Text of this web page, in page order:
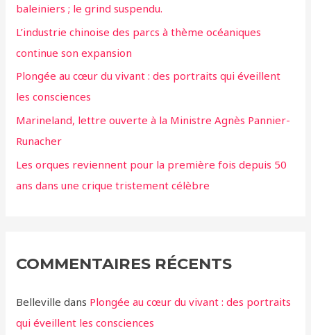
baleiniers ; le grind suspendu.
L’industrie chinoise des parcs à thème océaniques
continue son expansion
Plongée au cœur du vivant : des portraits qui éveillent
les consciences
Marineland, lettre ouverte à la Ministre Agnès Pannier-
Runacher
Les orques reviennent pour la première fois depuis 50
ans dans une crique tristement célèbre
COMMENTAIRES RÉCENTS
Belleville dans Plongée au cœur du vivant : des portraits
qui éveillent les consciences